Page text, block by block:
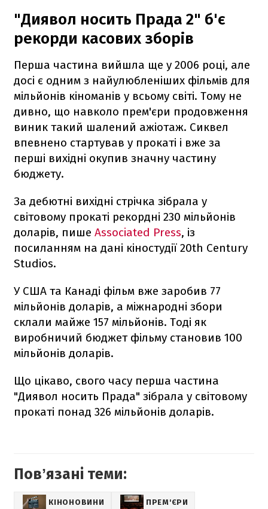
"Диявол носить Прада 2" б'є
рекорди касових зборів
Перша частина вийшла ще у 2006 році, але
досі є одним з найулюбленіших фільмів для
мільйонів кіноманів у всьому світі. Тому не
дивно, що навколо прем'єри продовження
виник такий шалений ажіотаж. Сиквел
впевнено стартував у прокаті і вже за
перші вихідні окупив значну частину
бюджету.
За дебютні вихідні стрічка зібрала у
світовому прокаті рекордні 230 мільйонів
доларів, пише Associated Press, із
посиланням на дані кіностудії 20th Century
Studios.
У США та Канаді фільм вже заробив 77
мільйонів доларів, а міжнародні збори
склали майже 157 мільйонів. Тоді як
виробничий бюджет фільму становив 100
мільйонів доларів.
Що цікаво, свого часу перша частина
"Диявол носить Прада" зібрала у світовому
прокаті понад 326 мільйонів доларів.
Повʼязані теми:
КІНОНОВИНИ ПРЕМ'ЄРИ